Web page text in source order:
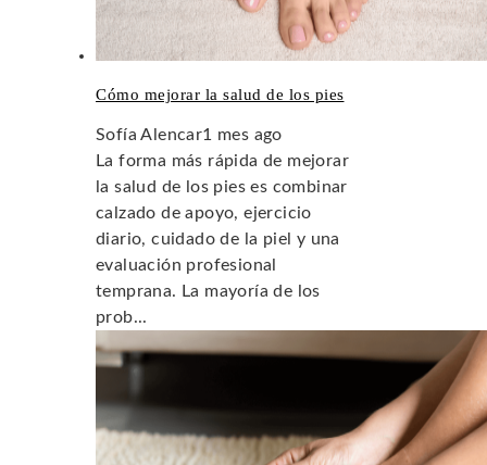
Cómo mejorar la salud de los pies
Sofía Alencar1 mes ago
La forma más rápida de mejorar
la salud de los pies es combinar
calzado de apoyo, ejercicio
diario, cuidado de la piel y una
evaluación profesional
temprana. La mayoría de los
prob...